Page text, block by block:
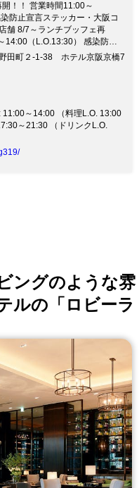
！！ 営業時間11:00～
防止宣言ステッカー・大阪コ
舗 8/7～ランチブッフェ再
14:00（L.O.13:30） 感染防止
ロナ追跡システム導入店舗陽光
街中の喧騒から離れてゆった
な感性で表現。 新型コロナウ
め営業再開しております。
～14:00…食事＆スイーツ
様料金有） 【空間】 天井高の
～中人数可能。女子会、宴
田町２-1-38 ホテル京阪京橋7
11:00～14:00 （料理L.O. 13:00
～21:30 （ドリンクL.O.
ングのような雰
ルの「ロビーラ